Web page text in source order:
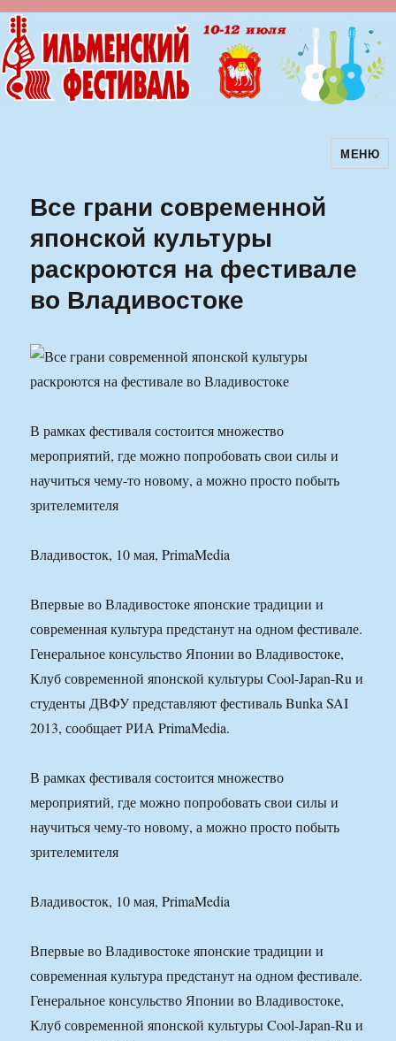
Ильменский фестиваль авторскойМЕНЮ
Все грани современной
японской культуры
раскроются на фестивале
во Владивостоке
В рамках фестиваля состоится множество
мероприятий, где можно попробовать свои силы и
научиться чему-то новому, а можно просто побыть
зрителемителя
Владивосток, 10 мая, PrimaMedia
Впервые во Владивостоке японские традиции и
современная культура предстанут на одном фестивале.
Генеральное консульство Японии во Владивостоке,
Клуб современной японской культуры Cool-Japan-Ru и
студенты ДВФУ представляют фестиваль Bunka SAI
2013, сообщает РИА PrimaMedia.
В рамках фестиваля состоится множество
мероприятий, где можно попробовать свои силы и
научиться чему-то новому, а можно просто побыть
зрителемителя
Владивосток, 10 мая, PrimaMedia
Впервые во Владивостоке японские традиции и
современная культура предстанут на одном фестивале.
Генеральное консульство Японии во Владивостоке,
Клуб современной японской культуры Cool-Japan-Ru и